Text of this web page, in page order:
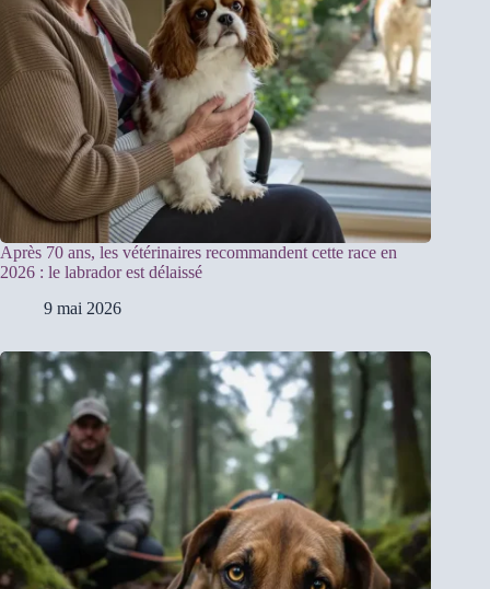
Après 70 ans, les vétérinaires recommandent cette race en
2026 : le labrador est délaissé
9 mai 2026